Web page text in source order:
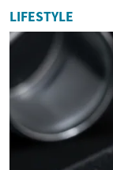
LIFESTYLE